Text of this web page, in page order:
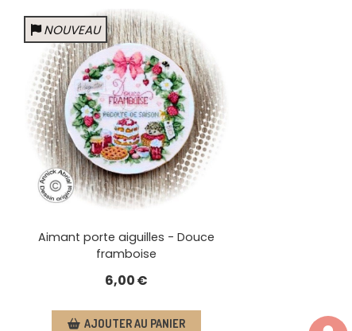
NOUVEAU
Aimant porte aiguilles - Douce
framboise
6,00€
AJOUTER AU PANIER